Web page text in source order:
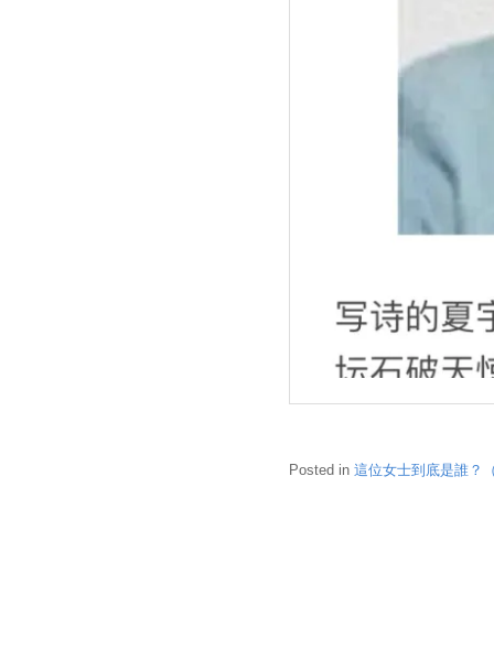
Posted in 這位女士到底是誰？